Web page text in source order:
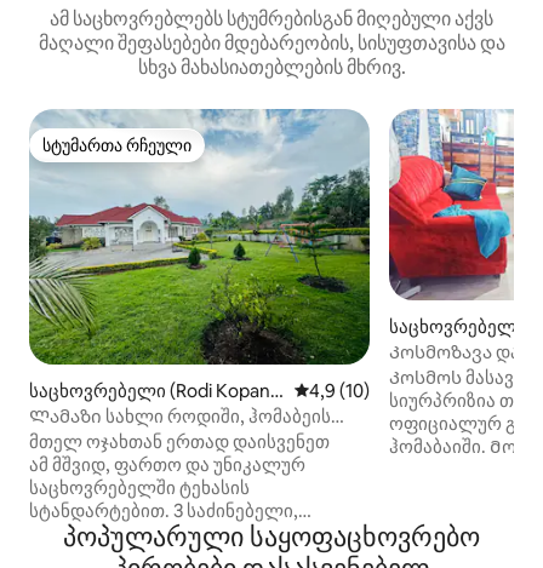
ამ საცხოვრებლებს სტუმრებისგან მიღებული აქვს
მაღალი შეფასებები მდებარეობის, სისუფთავისა და
სხვა მახასიათებლების მხრივ.
სტუმართა რჩეული
სტუმართა რჩეული
საცხოვრებელი (Rodi Kopan
y)
საშუალო შეფასებაა 5‑დან
4,9 (10)
Ლამაზი სახლი როდიში, ჰომაბეის
ოლქი, კენია
მთელ ოჯახთან ერთად დაისვენეთ
ამ მშვიდ, ფართო და უნიკალურ
საცხოვრებელში ტეხასის
სტანდარტებით. 3 საძინებელი,
6 ორსაწოლიანი საწოლი და 2 სრული
სააბაზანო. ჩვენ გთავაზობთ თბილ,
საცხოვრებელი
Კოსმოზავა და Wi
Კოსმოს მასავა
სიურპრიზია
ოფიციალურ
ჰომაბაიში.
სიმშვიდეს. 3-საძინებლიანი ბინა
სამზარეულოს
პოპულარული საყოფაცხოვრებო